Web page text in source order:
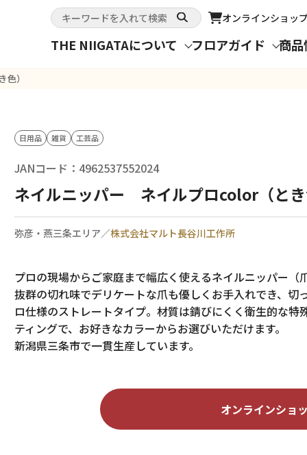
オンラインショッ
THE NIIGATAについて フロアガイド 商
）
日用品 雑貨 工芸品
JANコード：4962537552024
ネイルニッパー ネイルプロcolor（と
弥彦・燕三条エリア／株式会社マルト長谷川工作所
プロの現場からご家庭まで幅広く使えるネイルニッパー（
抜群の切れ味でデリケートな爪も優しくお手入れでき、
ロ仕様のストレートタイプ。材質は錆びにくく衛生的な
ティングで、お好きなカラーからお選びいただけます。
新潟県三条市で一貫生産しています。
オンラインショ